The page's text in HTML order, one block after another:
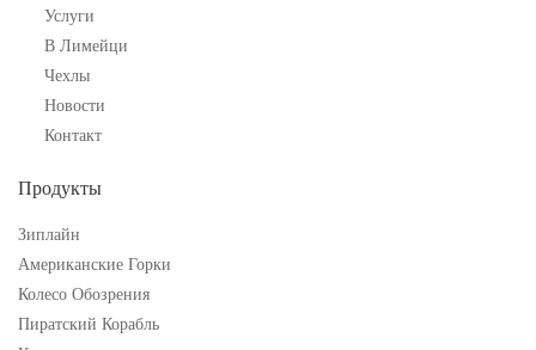
Услуги
В Лимейци
Чехлы
Новости
Контакт
Продукты
Зиплайн
Американские Горки
Колесо Обозрения
Пиратский Корабль